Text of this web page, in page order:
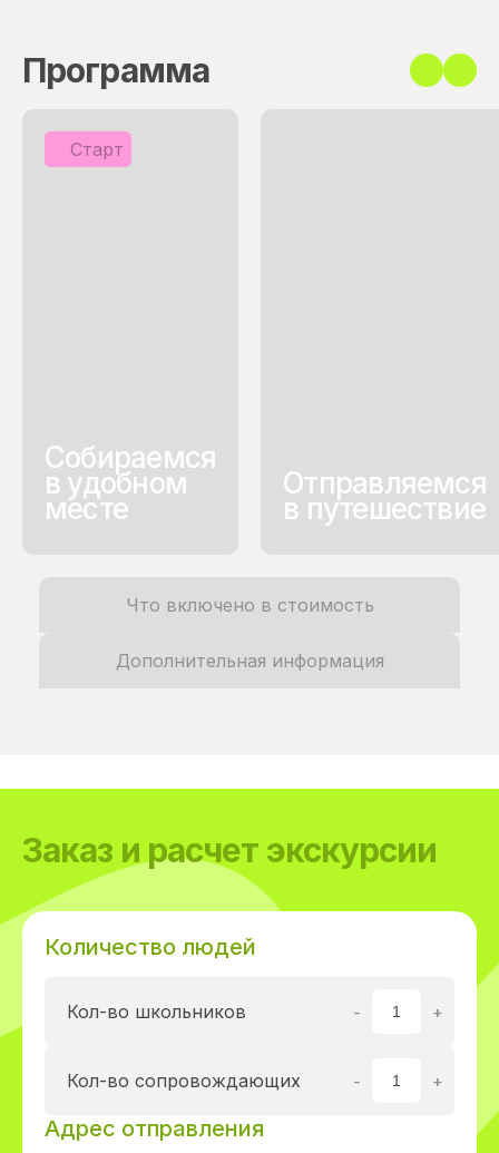
Программа
Старт
Собираемся
в удобном
месте
Отправляемся
в путешествие
Что включено в стоимость
Дополнительная информация
Заказ и расчет экскурсии
Количество людей
Кол-во школьников
Кол-во сопровождающих
Адрес отправления